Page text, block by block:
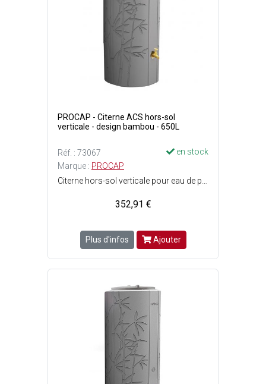
PROCAP - Citerne ACS hors-sol
verticale - design bambou - 650L
Réf. : 73067
en stock
Marque : PROCAP
352,91 €
Plus d'infos Ajouter